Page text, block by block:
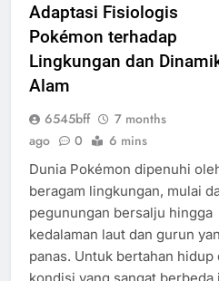
Adaptasi Fisiologis
Pokémon terhadap
Lingkungan dan
Alam
6545bff
7 months
ago
0 6 mins
Dunia Pokémon dipenuhi
beragam lingkungan, mulai
pegunungan bersalju hingga
kedalaman laut dan gurun
panas. Untuk bertahan hidup